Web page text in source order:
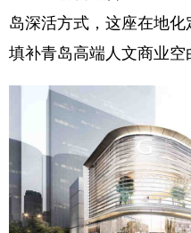
岛深活方式，这座在地
填补青岛高端人文商业空